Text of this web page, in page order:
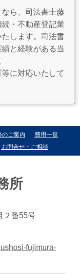
ら、司法書士藤
・不動産登記業
します。司法書
と経験がある当
に対応いたして
のご案内
費用一覧
お問合せ・ご相談
所
２番55号
fujimura-